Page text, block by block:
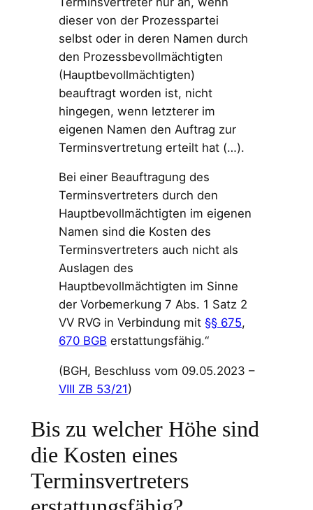
dieser von der Prozesspartei
selbst oder in deren Namen durch
den Prozessbevollmächtigten
(Hauptbevollmächtigten)
beauftragt worden ist, nicht
hingegen, wenn letzterer im
eigenen Namen den Auftrag zur
Terminsvertretung erteilt hat (…).
Bei einer Beauftragung des
Terminsvertreters durch den
Hauptbevollmächtigten im eigenen
Namen sind die Kosten des
Terminsvertreters auch nicht als
Auslagen des
Hauptbevollmächtigten im Sinne
der Vorbemerkung 7 Abs. 1 Satz 2
VV RVG in Verbindung mit §§ 675,
670 BGB erstattungsfähig.“
(BGH, Beschluss vom 09.05.2023 –
VIII ZB 53/21)
Bis zu welcher Höhe sind
die Kosten eines
Terminsvertreters